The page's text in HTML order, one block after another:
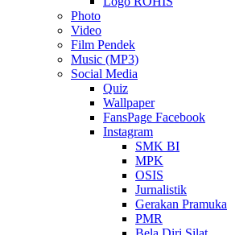
Photo
Video
Film Pendek
Music (MP3)
Social Media
Quiz
Wallpaper
FansPage Facebook
Instagram
SMK BI
MPK
OSIS
Jurnalistik
Gerakan Pramuka
PMR